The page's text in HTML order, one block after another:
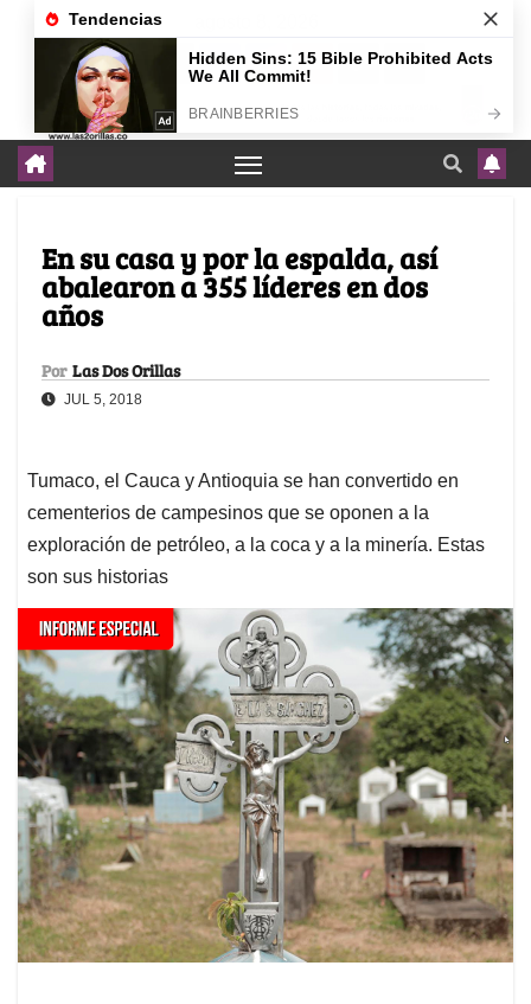
En su casa y por la espalda, así
abalearon a 355 líderes en dos
años
Por Las Dos Orillas
JUL 5, 2018
Tumaco, el Cauca y Antioquia se han convertido en
cementerios de campesinos que se oponen a la
exploración de petróleo, a la coca y a la minería. Estas
son sus historias